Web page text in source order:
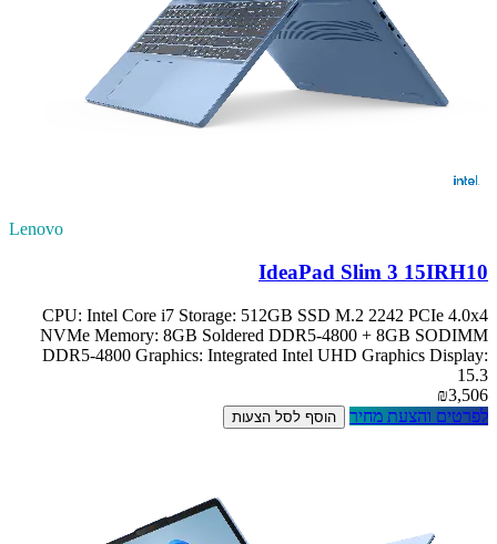
Lenovo
IdeaPad Slim 3 15IRH10
CPU: Intel Core i7 Storage: 512GB SSD M.2 2242 PCIe 4.0x4
NVMe Memory: 8GB Soldered DDR5-4800 + 8GB SODIMM
DDR5-4800 Graphics: Integrated Intel UHD Graphics Display:
15.3
₪3,506
לפרטים והצעת מחיר
הוסף לסל הצעות